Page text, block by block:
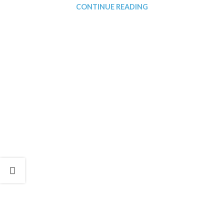
CONTINUE READING